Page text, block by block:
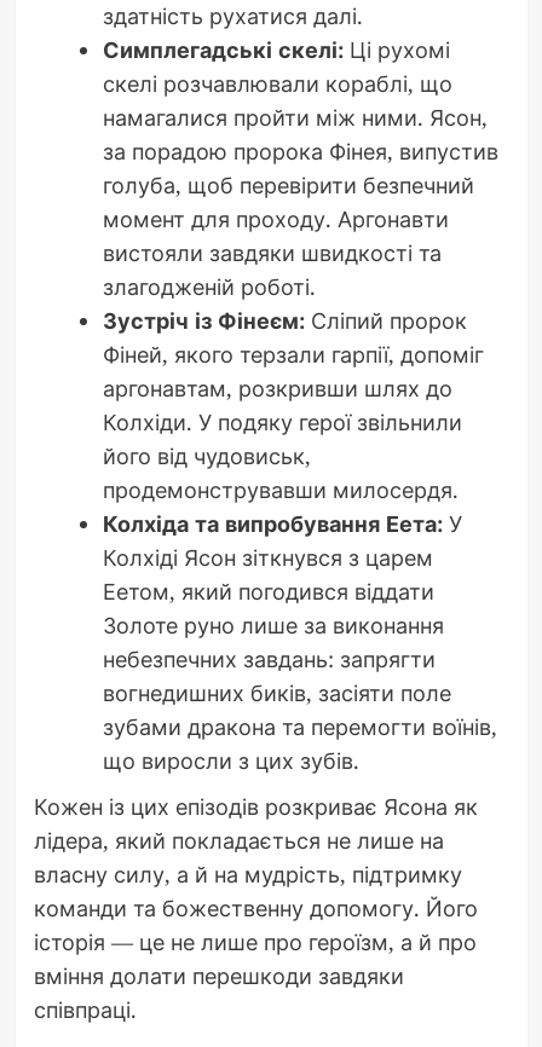
здатність рухатися далі.
Симплегадські скелі:Ці рухомі
скелі розчавлювали кораблі, що
намагалися пройти між ними. Ясон,
за порадою пророка Фінея, випустив
голуба, щоб перевірити безпечний
момент для проходу. Аргонавти
вистояли завдяки швидкості та
злагодженій роботі.
Зустріч із Фінеєм:Сліпий пророк
Фіней, якого терзали гарпії, допоміг
аргонавтам, розкривши шлях до
Колхіди. У подяку герої звільнили
його від чудовиськ,
продемонструвавши милосердя.
Колхіда та випробування Еета:У
Колхіді Ясон зіткнувся з царем
Еетом, який погодився віддати
Золоте руно лише за виконання
небезпечних завдань: запрягти
вогнедишних биків, засіяти поле
зубами дракона та перемогти воїнів,
що виросли з цих зубів.
Кожен із цих епізодів розкриває Ясона як
лідера, який покладається не лише на
власну силу, а й на мудрість, підтримку
команди та божественну допомогу. Його
історія — це не лише про героїзм, а й про
вміння долати перешкоди завдяки
співпраці.